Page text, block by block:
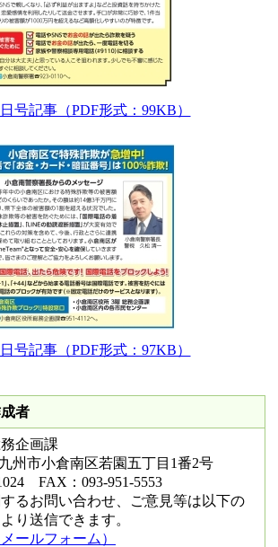
号記事（PDF形式：99KB）
号記事（PDF形式：97KB）
者
企画課
州市小倉南区若園五丁目1番2号
FAX：093-951-5553
るお問い合わせ、ご意見等は以下の
り送信できます。
ールフォーム）